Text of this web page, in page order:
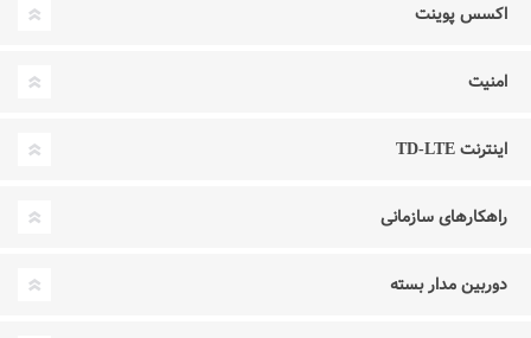
اکسس پوینت
امنیت
اینترنت TD-LTE
راهکارهای سازمانی
دوربین مدار بسته